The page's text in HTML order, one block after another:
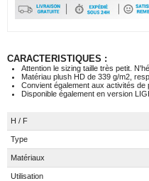
CARACTERISTIQUES :
Attention le sizing taille très petit.
Matériau plush HD de 339 g/m2,
Convient également aux activités de
Disponible également en version
H / F
Type
Matériaux
Utilisation